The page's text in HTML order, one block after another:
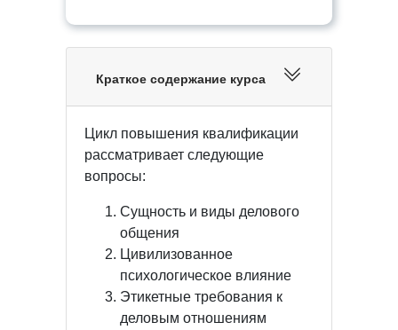
Краткое содержание курса
Цикл повышения квалификации
рассматривает следующие
вопросы:
Сущность и виды делового
общения
Цивилизованное
психологическое влияние
Этикетные требования к
деловым отношениям